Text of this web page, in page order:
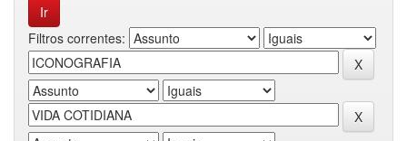
Filtros correntes: